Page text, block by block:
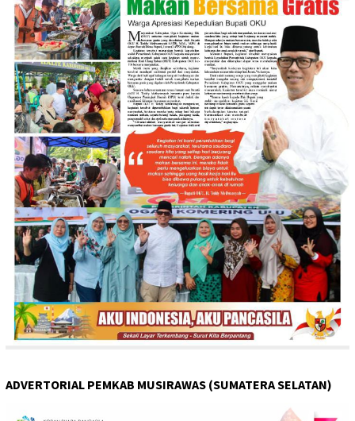
ADVERTORIAL PEMKAB MUSIRAWAS (SUMATERA SELATAN)